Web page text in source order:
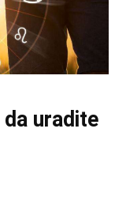
uradite